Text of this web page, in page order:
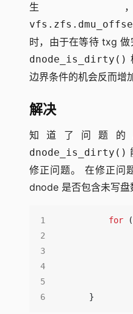
生
时，由于在等待 txg
dnode_is_dirty()
边界条件的机会反而增
解决
知道了问题
dnode_is_dirty()
修正问题。 在修正问
dnode 是否包含未写盘
3
4
5
6
for (
}